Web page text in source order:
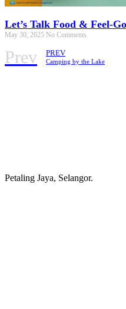
Let’s Talk Food & Feel-
May 30, 2025 No Comments
Prev PREV
Camping by the Lake
Petaling Jaya, Selangor.